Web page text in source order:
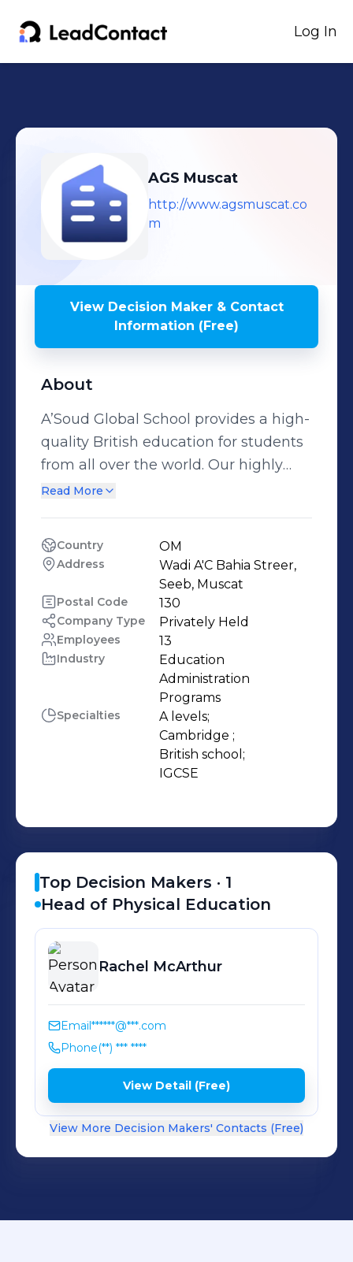
Log In
AGS Muscat
http://www.agsmuscat.co
m
View Decision Maker & Contact
Information (Free)
About
A’Soud Global School provides a high-
quality British education for students
from all over the world. Our highly
skilled teachers are trained to deliver
to aim high and achieve their very
Read More
Country OM
Address
Wadi A'C Bahia Streer,
Seeb, Muscat
Postal Code 130
Company Type Privately Held
Employees 13
Industry
Education
Administration
Programs
Specialties
A levels;
Cambridge ;
British school;
IGCSE
Top Decision Makers · 1
Head of Physical Education
Rachel McArthur
Email******@***.com
Phone(**) *** ****
View Detail (Free)
View More Decision Makers' Contacts (Free)